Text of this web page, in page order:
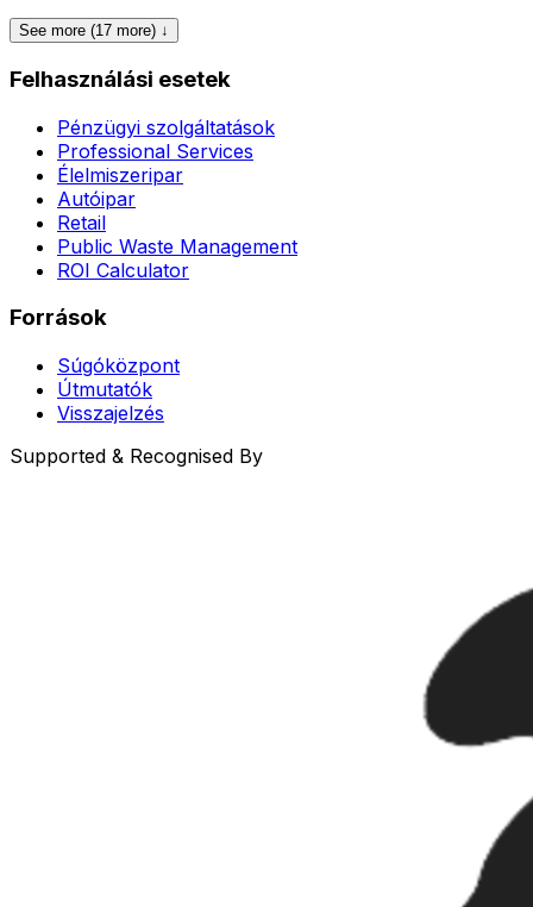
See more (17 more) ↓
Felhasználási esetek
Pénzügyi szolgáltatások
Professional Services
Élelmiszeripar
Autóipar
Retail
Public Waste Management
ROI Calculator
Források
Súgóközpont
Útmutatók
Visszajelzés
Supported & Recognised By